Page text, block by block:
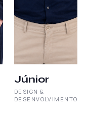
Júnior
DESIGN &
DESENVOLVIMENTO